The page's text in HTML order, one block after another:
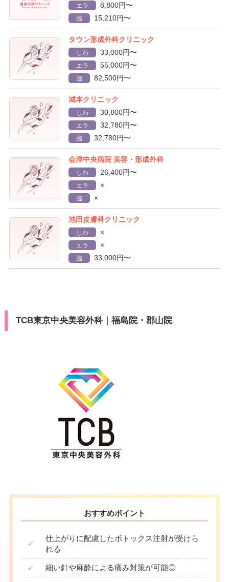
エラ 8,800円〜
脇 15,210円〜
タウン形成外科クリニック
しわ 33,000円〜
エラ 55,000円〜
脇 82,500円〜
城本クリニック
しわ 30,800円〜
エラ 32,780円〜
脇 32,780円〜
会津中央病院 美容・形成外科
しわ 26,400円〜
エラ ×
脇 ×
池田皮膚科クリニック
しわ ×
エラ ×
脇 33,000円〜
TCB東京中央美容外科｜福島院・郡山院
おすすめポイント
✓
仕上がりに配慮したボトックス注射が受けら
れる
✓ 細い針や麻酔による痛み対策が可能◎